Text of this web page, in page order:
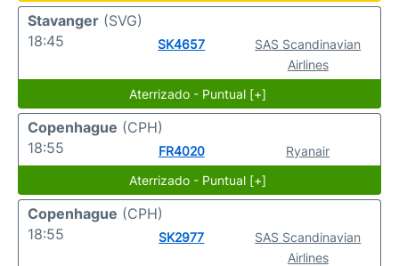
Stavanger (SVG)
18:45
SK4657
SAS Scandinavian
Airlines
Aterrizado - Puntual [+]
Copenhague (CPH)
18:55
FR4020
Ryanair
Aterrizado - Puntual [+]
Copenhague (CPH)
18:55
SK2977
SAS Scandinavian
Airlines